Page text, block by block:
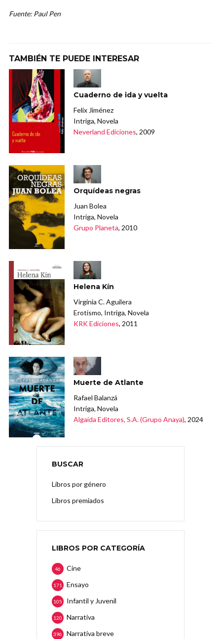
Fuente: Paul Pen
TAMBIÉN TE PUEDE INTERESAR
Cuaderno de ida y vuelta
Felix Jiménez
Intriga, Novela
Neverland Ediciones, 2009
Orquídeas negras
Juan Bolea
Intriga, Novela
Grupo Planeta, 2010
Helena Kín
Virginia C. Aguilera
Erotismo, Intriga, Novela
KRK Ediciones, 2011
Muerte de Atlante
Rafael Balanzá
Intriga, Novela
Algaida Editores, S.A. (Grupo Anaya), 2024
BUSCAR
Libros por género
Libros premiados
LIBROS POR CATEGORÍA
Cine
46
Ensayo
171
Infantil y Juvenil
105
Narrativa
120
Narrativa breve
396